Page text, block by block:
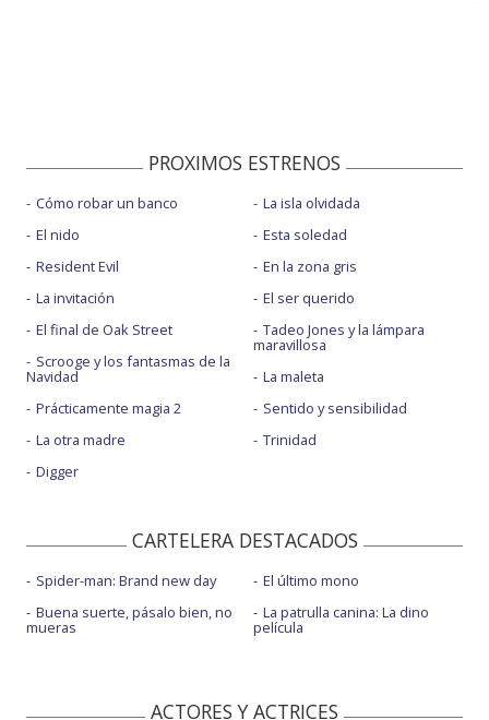
PROXIMOS ESTRENOS
Cómo robar un banco
El nido
Resident Evil
La invitación
El final de Oak Street
Scrooge y los fantasmas de la
Navidad
Prácticamente magia 2
La otra madre
Digger
La isla olvidada
Esta soledad
En la zona gris
El ser querido
Tadeo Jones y la lámpara
maravillosa
La maleta
Sentido y sensibilidad
Trinidad
CARTELERA DESTACADOS
Spider-man: Brand new day
Buena suerte, pásalo bien, no
mueras
El último mono
La patrulla canina: La dino
película
ACTORES Y ACTRICES